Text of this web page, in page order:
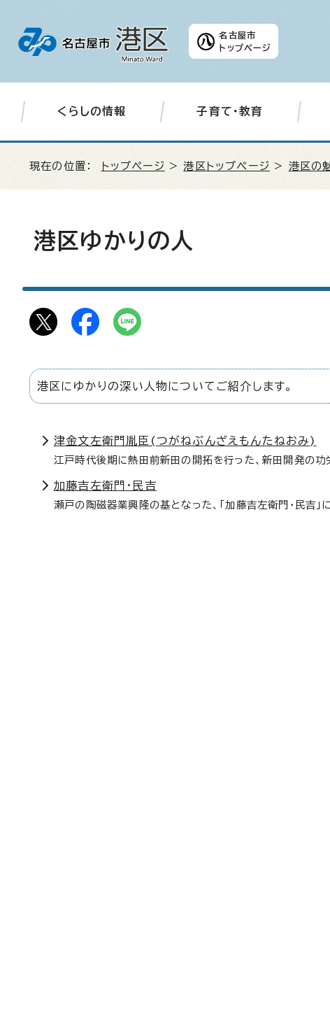
名古屋市
トップページ
くらしの情報 子育て・教育
現在の位置： トップページ >港区トップページ > 港区の
港区ゆかりの人
港区にゆかりの深い人物についてご紹介します。
津金文左衛門胤臣(つがねぶんざえもんたねおみ)
江戸時代後期に熱田前新田の開拓を行った、新田開発の功
加藤吉左衛門・民吉
瀬戸の陶磁器業興隆の基となった、「加藤吉左衛門・民吉」